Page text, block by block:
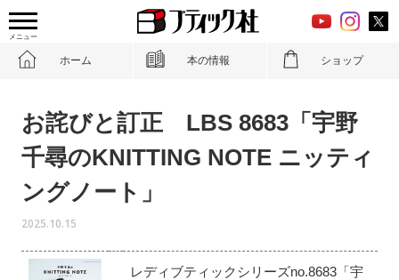
メニュー
ホーム 本の情報 ショップ
お詫びと訂正 LBS 8683「宇野
千尋のKNITTING NOTE ニッティ
ングノート」
2025.10.15
レディブティックシリーズno.8683「宇